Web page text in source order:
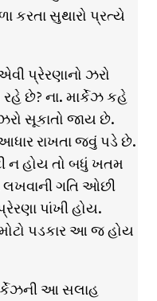
કરતા સુથારો પ્રત્યે
પ્રેરણાનો ઝરો
છે? ના. માર્કેઝ કહે
સૂકાતો જાય છે.
રાખતા જવું પડે છે.
ન હોય તો બધું ખતમ
લખવાની ગતિ ઓછી
પાંખી હોય.
પડકાર આ જ હોય
આ સલાહ